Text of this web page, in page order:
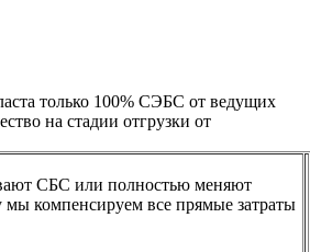
только 100% СЭБС от ведущих
на стадии отгрузки от
СБС или полностью меняют
компенсируем все прямые затраты